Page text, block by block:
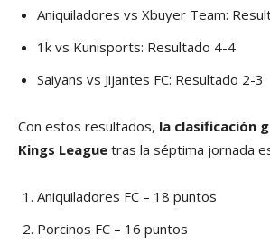
Aniquiladores vs Xbuyer Team:
1k vs Kunisports: Resultado 4-4
Saiyans vs Jijantes FC: Resultado 2-3
Con estos resultados, la clasificación
Kings League tras la séptima jornada
Aniquiladores FC – 18 puntos
Porcinos FC – 16 puntos